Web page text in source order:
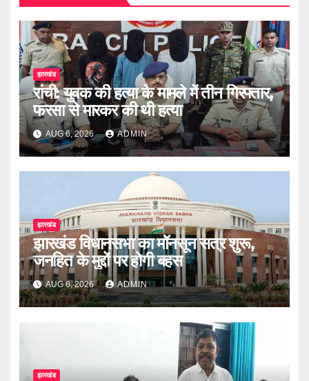
झारखंड
रांची: युवक की हत्या के मामले में तीन गिरफ्तार,
फरसा से मारकर की थी हत्या
AUG 6, 2026 ADMIN
झारखंड
झारखंड विधानसभा का मॉनसून सत्र शुरू,
जनहित के मुद्दों पर होगी बहस
AUG 6, 2026 ADMIN
झारखंड